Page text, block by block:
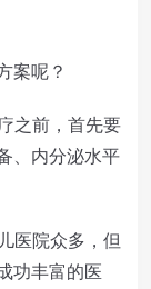
案呢？
之前，首先要
、内分泌水平
医院众多，但
功丰富的医